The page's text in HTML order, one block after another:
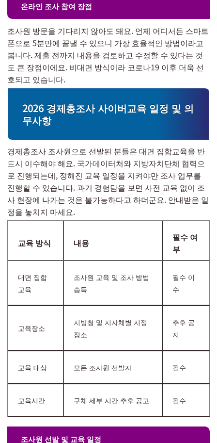
온라인 조사 참여 장점
조사원 방문을 기다리지 않아도 돼요. 언제 어디서든 스마트
폰으로 5분만에 끝낼 수 있으니 가장 효율적인 방법이라고
봅니다. 제출 전까지 내용을 검토하고 수정할 수 있다는 것
도 큰 장점이에요. 비대면 방식이라 코로나19 이후 더욱 선
호되고 있습니다.
2026 경제총조사 사이버교육 일정 및 의
무사항
경제총조사 조사원으로 선발된 분들은 대면 집합교육을 반
드시 이수해야 해요. 국가데이터처와 지방자치단체 협력으
로 진행되는데, 정해진 교육 일정을 지켜야만 조사 업무를
진행할 수 있습니다. 과거 경험담을 보면 사전 교육 없이 조
사 현장에 나가는 것은 불가능하다고 하더군요. 안내받은 일
정을 놓치지 마세요.
교육 방식 내용
필수 여
부
대면 집합
교육
조사원 교육 및 조사 방법
습득
필수 이
수
교육장소
지방청 및 지자체별 지정
장소
추후 공
지
교육 대상 모든 조사원 선발자 필수
교육시간 구체 세부 시간 추후 공고 필수
조사원 선발 및 교육 일정